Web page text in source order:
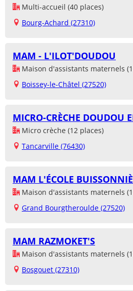
Multi-accueil (40 places)
Bourg-Achard (27310)
MAM - L'ILOT'DOUDOU
Maison d'assistants maternels
Boissey-le-Châtel (27520)
MICRO-CRÈCHE DOUDOU
Micro crèche (12 places)
Tancarville (76430)
MAM L'ÉCOLE
Maison d'assistants maternels
Grand Bourgtheroulde (27520)
MAM RAZMOKET'S
Maison d'assistants maternels
Bosgouet (27310)